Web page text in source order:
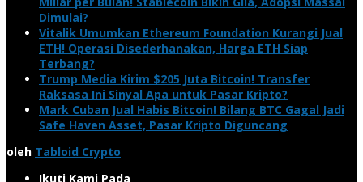
Dimulai?
Vitalik Umumkan Ethereum Foundation Kurangi Jual
ETH! Operasi Disederhanakan, Harga ETH Siap
Terbang?
Trump Media Kirim $205 Juta Bitcoin! Transfer
Raksasa Ini Sinyal Apa untuk Pasar Kripto?
Mark Cuban Jual Habis Bitcoin! Bilang BTC Gagal Jadi
Safe Haven Asset, Pasar Kripto Diguncang
oleh Tabloid Crypto
Ikuti Kami Pada